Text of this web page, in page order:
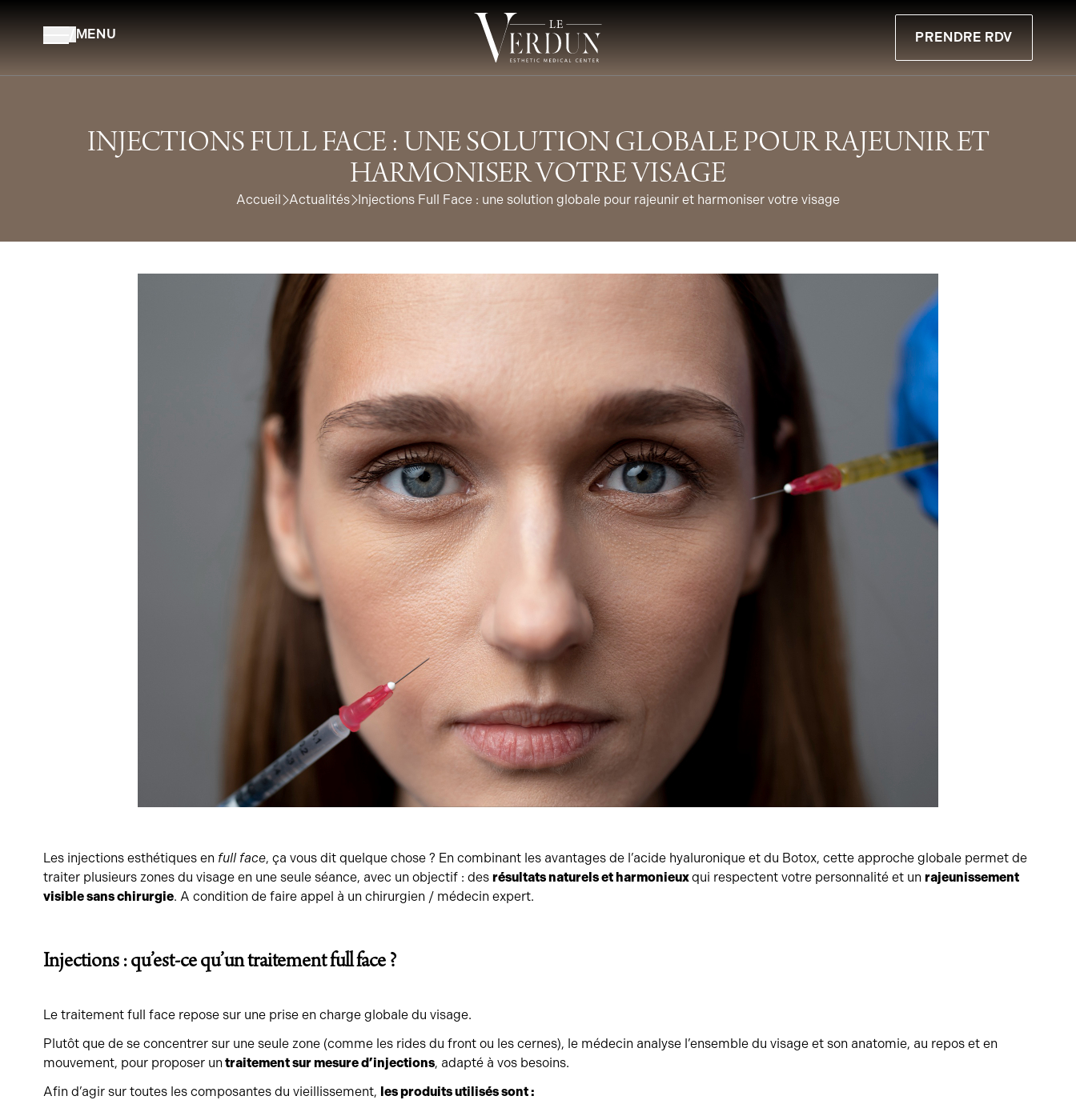
MENU PRENDRE RDV
INJECTIONS FULL FACE : UNE SOLUTION GLOBALE POUR RAJEUNIR ET
HARMONISER VOTRE VISAGE
Accueil Actualités Injections Full Face : une solution globale pour rajeunir et harmoniser votre visage
Les injections esthétiques en full face, ça vous dit quelque chose ? En combinant les avantages de l’acide hyaluronique et du Botox, cette approche globale permet de
traiter plusieurs zones du visage en une seule séance, avec un objectif : des résultats naturels et harmonieuxqui respectent votre personnalité et un rajeunissement
visible sans chirurgie. A condition de faire appel à un chirurgien / médecin expert.
Injections : qu’est-ce qu’un traitement full face ?
Le traitement full face repose sur une prise en charge globale du visage.
Plutôt que de se concentrer sur une seule zone (comme les rides du front ou les cernes), le médecin analyse l’ensemble du visage et son anatomie, au repos et en
mouvement, pour proposer untraitement sur mesure d’injections, adapté à vos besoins.
Afin d’agir sur toutes les composantes du vieillissement, les produits utilisés sont :